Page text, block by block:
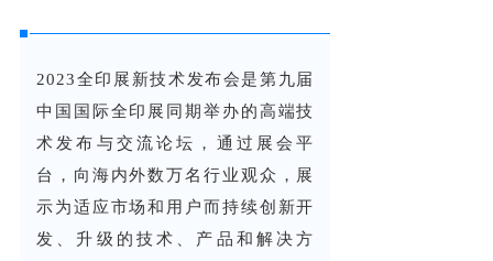
2023全印展新技术发布会是第九届
中国国际全印展同期举办的高端技
术发布与交流论坛，通过展会平
台，向海内外数万名行业观众，展
示为适应市场和用户而持续创新开
发、升级的技术、产品和解决方